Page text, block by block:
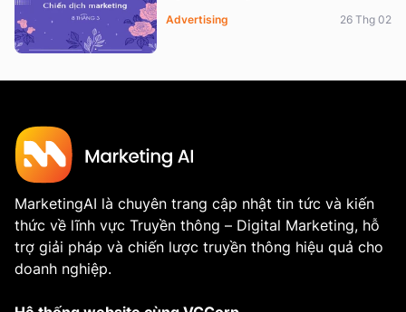
Advertising 26 Thg 02
MarketingAI là chuyên trang cập nhật tin tức và kiến
thức về lĩnh vực Truyền thông – Digital Marketing, hỗ
trợ giải pháp và chiến lược truyền thông hiệu quả cho
doanh nghiệp.